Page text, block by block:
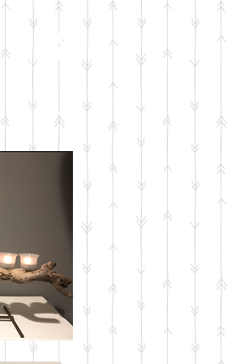
CONTACT